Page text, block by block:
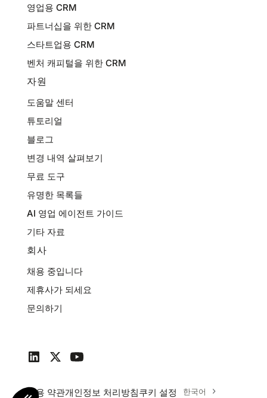
영업용 CRM
파트너십을 위한 CRM
스타트업용 CRM
벤처 캐피털을 위한 CRM
자원
도움말 센터
튜토리얼
블로그
변경 내역 살펴보기
무료 도구
유명한 목록들
AI 영업 에이전트 가이드
기타 자료
회사
채용 중입니다
제휴사가 되세요
문의하기
이용 약관개인정보 처리방침쿠키 설정 한국어